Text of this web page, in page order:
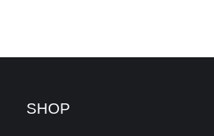
SHOP